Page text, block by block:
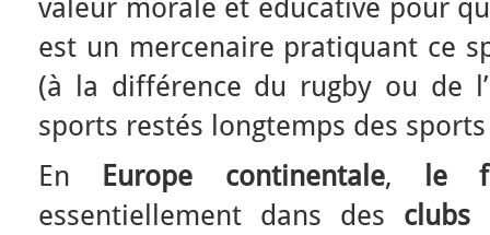
valeur morale et éducative pour
est un mercenaire pratiquant ce
(à la différence du rugby ou de
sports restés longtemps des
En
Europe continentale, le
essentiellement dans des clubs